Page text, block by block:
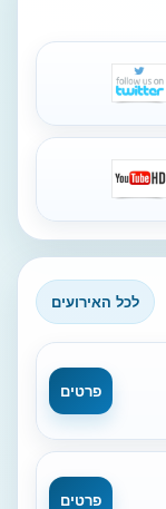
לכל האירועים
פרטים
פרטים